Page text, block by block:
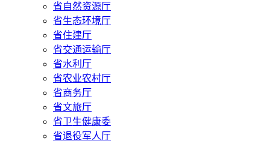
省自然资源厅
省生态环境厅
省住建厅
省交通运输厅
省水利厅
省农业农村厅
省商务厅
省文旅厅
省卫生健康委
省退役军人厅